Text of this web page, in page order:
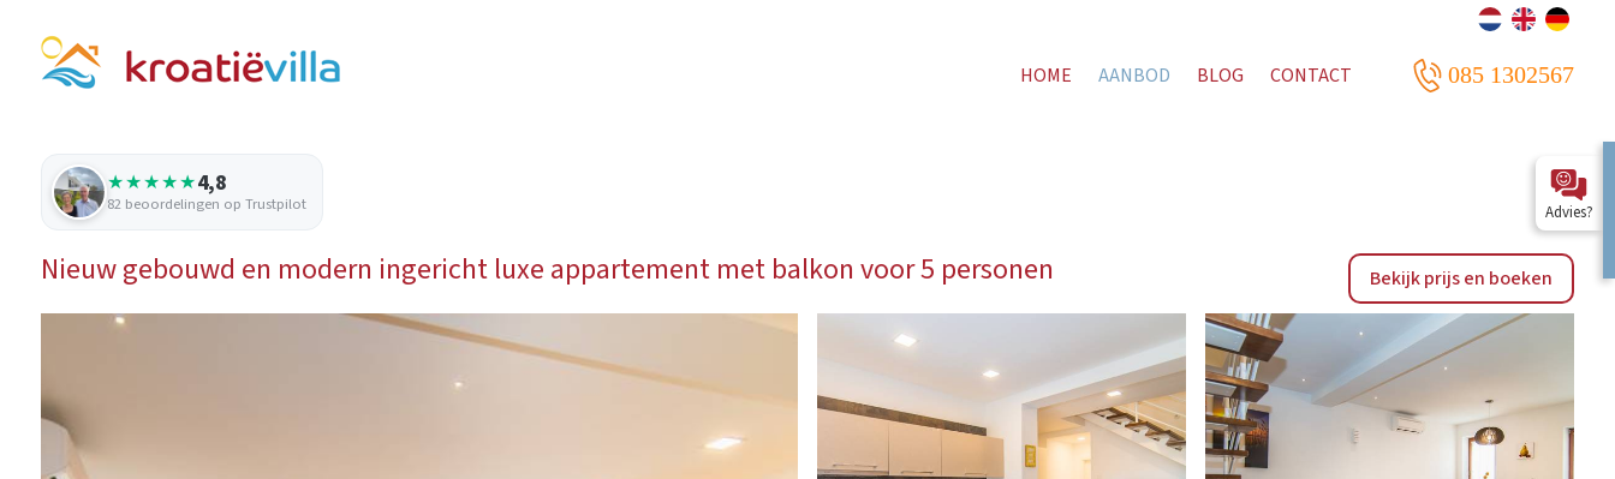
HOME AANBOD BLOG CONTACT 085 1302567
★★★★★4,8
82 beoordelingen op Trustpilot
Nieuw gebouwd en modern ingericht luxe appartement met balkon voor 5 personen Bekijk prijs en boeken
Advies?